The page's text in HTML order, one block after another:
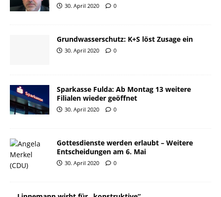
30. April 2020 0
Grundwasserschutz: K+S löst Zusage ein
30. April 2020 0
Sparkasse Fulda: Ab Montag 13 weitere
Filialen wieder geöffnet
30. April 2020 0
Gottesdienste werden erlaubt – Weitere
Entscheidungen am 6. Mai
30. April 2020 0